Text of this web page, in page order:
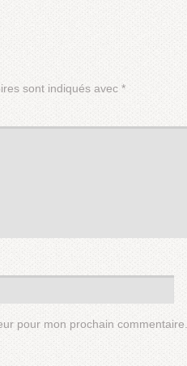
sont indiqués avec *
pour mon prochain commentaire.